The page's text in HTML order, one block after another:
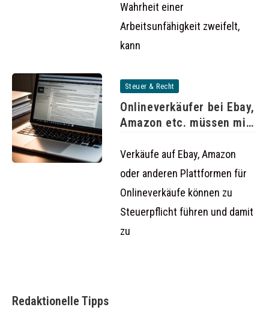
Wahrheit einer
Arbeitsunfähigkeit zweifelt,
kann
Steuer & Recht
Onlineverkäufer bei Ebay,
Amazon etc. müssen mit
Verkäufe auf Ebay, Amazon
oder anderen Plattformen für
Onlineverkäufe können zu
Steuerpflicht führen und damit
zu
Redaktionelle Tipps